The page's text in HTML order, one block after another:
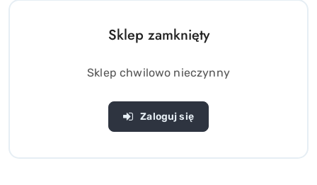
Sklep zamknięty
Sklep chwilowo nieczynny
Zaloguj się